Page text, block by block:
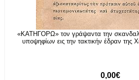
«ΚΑΤΗΓΟΡΩ» τον γράψαντα την
υποψηφίων εις την τακτικήν έδραν της
0,00€